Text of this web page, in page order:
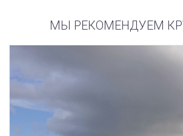
МЫ РЕКОМЕНДУЕМ